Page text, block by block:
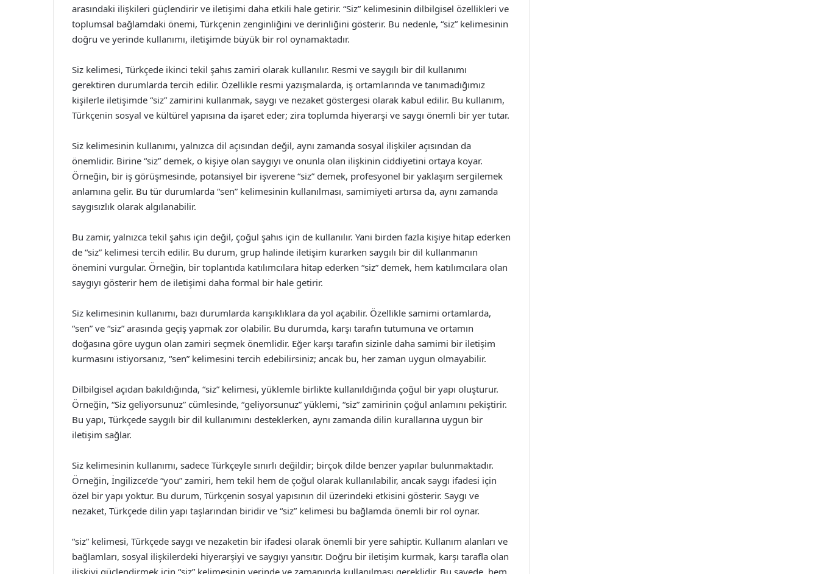
arasındaki ilişkileri güçlendirir ve iletişimi daha etkili hale getirir. “Siz” kelimesinin dilbilgisel özellikleri ve
toplumsal bağlamdaki önemi, Türkçenin zenginliğini ve derinliğini gösterir. Bu nedenle, “siz” kelimesinin
doğru ve yerinde kullanımı, iletişimde büyük bir rol oynamaktadır.
Siz kelimesi, Türkçede ikinci tekil şahıs zamiri olarak kullanılır. Resmi ve saygılı bir dil kullanımı
gerektiren durumlarda tercih edilir. Özellikle resmi yazışmalarda, iş ortamlarında ve tanımadığımız
kişilerle iletişimde “siz” zamirini kullanmak, saygı ve nezaket göstergesi olarak kabul edilir. Bu kullanım,
Türkçenin sosyal ve kültürel yapısına da işaret eder; zira toplumda hiyerarşi ve saygı önemli bir yer tutar.
Siz kelimesinin kullanımı, yalnızca dil açısından değil, aynı zamanda sosyal ilişkiler açısından da
önemlidir. Birine “siz” demek, o kişiye olan saygıyı ve onunla olan ilişkinin ciddiyetini ortaya koyar.
Örneğin, bir iş görüşmesinde, potansiyel bir işverene “siz” demek, profesyonel bir yaklaşım sergilemek
anlamına gelir. Bu tür durumlarda “sen” kelimesinin kullanılması, samimiyeti artırsa da, aynı zamanda
saygısızlık olarak algılanabilir.
Bu zamir, yalnızca tekil şahıs için değil, çoğul şahıs için de kullanılır. Yani birden fazla kişiye hitap ederken
de “siz” kelimesi tercih edilir. Bu durum, grup halinde iletişim kurarken saygılı bir dil kullanmanın
önemini vurgular. Örneğin, bir toplantıda katılımcılara hitap ederken “siz” demek, hem katılımcılara olan
saygıyı gösterir hem de iletişimi daha formal bir hale getirir.
Siz kelimesinin kullanımı, bazı durumlarda karışıklıklara da yol açabilir. Özellikle samimi ortamlarda,
“sen” ve “siz” arasında geçiş yapmak zor olabilir. Bu durumda, karşı tarafın tutumuna ve ortamın
doğasına göre uygun olan zamiri seçmek önemlidir. Eğer karşı tarafın sizinle daha samimi bir iletişim
kurmasını istiyorsanız, “sen” kelimesini tercih edebilirsiniz; ancak bu, her zaman uygun olmayabilir.
Dilbilgisel açıdan bakıldığında, “siz” kelimesi, yüklemle birlikte kullanıldığında çoğul bir yapı oluşturur.
Örneğin, “Siz geliyorsunuz” cümlesinde, “geliyorsunuz” yüklemi, “siz” zamirinin çoğul anlamını pekiştirir.
Bu yapı, Türkçede saygılı bir dil kullanımını desteklerken, aynı zamanda dilin kurallarına uygun bir
iletişim sağlar.
Siz kelimesinin kullanımı, sadece Türkçeyle sınırlı değildir; birçok dilde benzer yapılar bulunmaktadır.
Örneğin, İngilizce’de “you” zamiri, hem tekil hem de çoğul olarak kullanılabilir, ancak saygı ifadesi için
özel bir yapı yoktur. Bu durum, Türkçenin sosyal yapısının dil üzerindeki etkisini gösterir. Saygı ve
nezaket, Türkçede dilin yapı taşlarından biridir ve “siz” kelimesi bu bağlamda önemli bir rol oynar.
“siz” kelimesi, Türkçede saygı ve nezaketin bir ifadesi olarak önemli bir yere sahiptir. Kullanım alanları ve
bağlamları, sosyal ilişkilerdeki hiyerarşiyi ve saygıyı yansıtır. Doğru bir iletişim kurmak, karşı tarafla olan
ilişkiyi güçlendirmek için “siz” kelimesinin yerinde ve zamanında kullanılması gereklidir. Bu sayede, hem